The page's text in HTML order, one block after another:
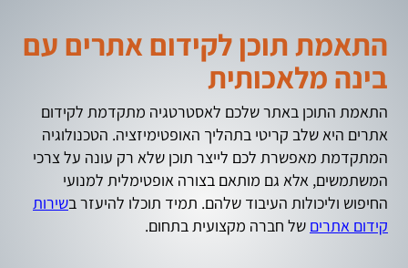
התאמת תוכן לקידום אתרים עם
בינה מלאכותית
התאמת התוכן באתר שלכם לאסטרטגיה מתקדמת לקידום
אתרים היא שלב קריטי בתהליך האופטימיזציה. הטכנולוגיה
המתקדמת מאפשרת לכם לייצר תוכן שלא רק עונה על צרכי
המשתמשים, אלא גם מותאם בצורה אופטימלית למנועי
החיפוש וליכולות העיבוד שלהם. תמיד תוכלו להיעזר בשירות
קידום אתרים של חברה מקצועית בתחום.